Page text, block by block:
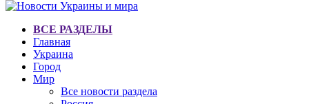
ВСЕ РАЗДЕЛЫ
Главная
Украина
Город
Мир
Все новости раздела